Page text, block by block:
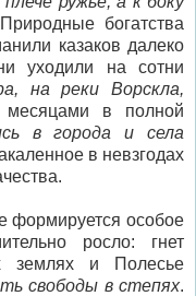
богатства
казаков далеко
уходили на сотни
на реки Ворскла,
в полной
в города и села
в невзгодах
формируется особое
росло: гнет
землях и Полесье
свободы в степях.